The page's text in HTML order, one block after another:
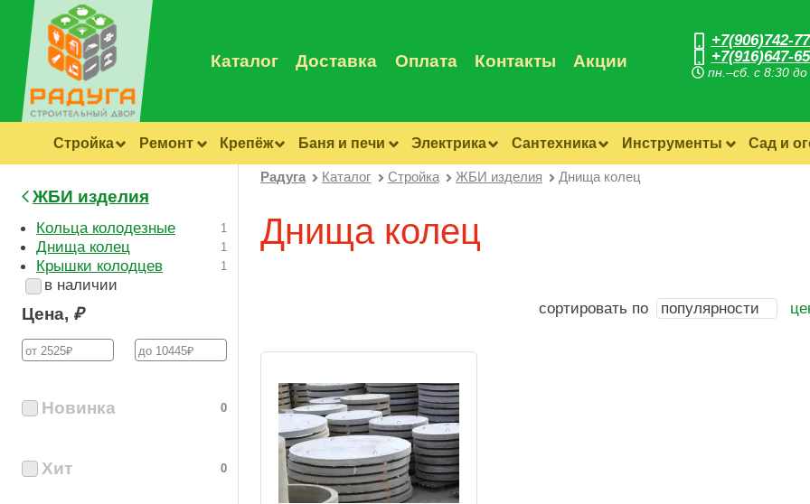
+7(906)742-
+7(916)647-
пн.–сб. с 8:30
Каталог Доставка Оплата Контакты Акции
Стройка Ремонт Крепёж Баня и печи Электрика Сантехника Инструменты Сад и
Радуга Каталог Стройка ЖБИ изделия Днища колец
Днища колец
сортировать по популярности
ЖБИ изделия
Кольца колодезные 1
Днища колец 1
Крышки колодцев 1
в наличии
Цена, ₽
Новинка 0
Хит 0